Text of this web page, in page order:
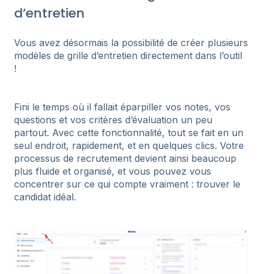
d’entretien
Vous avez désormais la possibilité de créer plusieurs
modèles de grille d’entretien directement dans l’outil
!
Fini le temps où il fallait éparpiller vos notes, vos
questions et vos critères d’évaluation un peu
partout. Avec cette fonctionnalité, tout se fait en un
seul endroit, rapidement, et en quelques clics. Votre
processus de recrutement devient ainsi beaucoup
plus fluide et organisé, et vous pouvez vous
concentrer sur ce qui compte vraiment : trouver le
candidat idéal.